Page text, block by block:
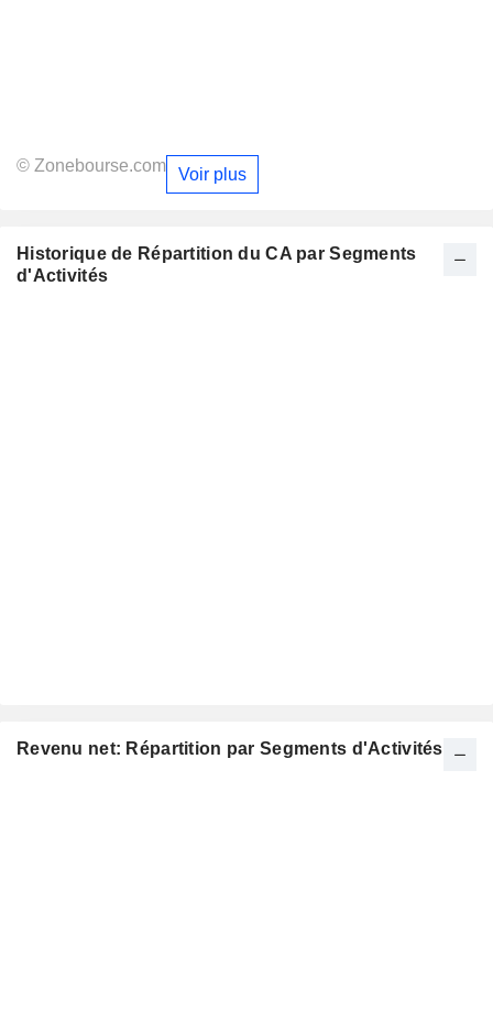
© Zonebourse.com Voir plus
Historique de Répartition du CA par Segments
d'Activités
Revenu net: Répartition par Segments d'Activités